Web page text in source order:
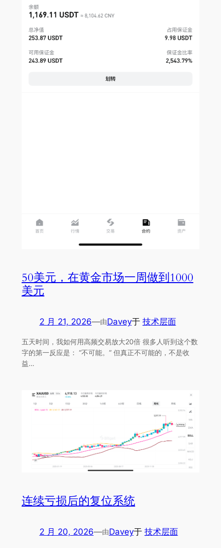
50美元，在黄金市场一周做到1000
美元
2 月 21, 2026—由Davey于 技术层面
五天时间，我如何用高频交易放大20倍 很多人听到这个数
字的第一反应是： “不可能。” 但真正不可能的，不是收
益…
连续亏损后的复位系统
2 月 20, 2026—由Davey于 技术层面